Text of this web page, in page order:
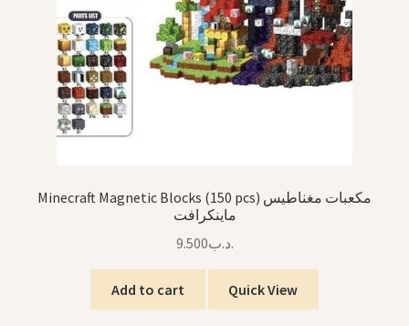
Minecraft Magnetic Blocks (150 pcs) مكعبات مغناطيس
ماينكرافت
.د.ب9.500
Add to cart Quick View